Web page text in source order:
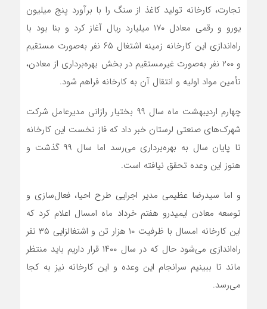
تجارت، کارخانه تولید کاغذ از سنگ را با برآورد پنج میلیون
یورو و رقمی معادل ۱۷۰ میلیارد ریال آغاز کرد و بنا بود با
راه‌اندازی این کارخانه زمینه اشتغال ۶۵ نفر به‌صورت مستقیم
و ۲۰۰ نفر به‌صورت غیرمستقیم در بخش بهره‌برداری از معادن،
تأمین مواد اولیه و انتقال آن به کارخانه فراهم شود.
چهارم اردیبهشت ماه سال ۹۹ بختیار رازانی مدیرعامل شرکت
شهرک‌های صنعتی لرستان خبر داد که فاز نخست این کارخانه
تا پایان سال به بهره‌برداری می‌رسد اما سال ۹۹ گذشت و
هنوز این وعده تحقق نیافته است.
و اما سیدرضا عظیمی مدیر اجرایی طرح احیا، فعال‌‌سازی و
توسعه معادن ایمیدرو هفتم خرداد ماه امسال اعلام کرد که
این کارخانه امسال با ظرفیت ۱۰ هزار تن و اشتغالزایی ۳۵ نفر
راه‌اندازی می‌شود حال که در سال ۱۴۰۰ قرار داریم باید منتظر
ماند تا ببینیم سرانجام این وعده و این کارخانه نیز به کجا
می‌رسد.